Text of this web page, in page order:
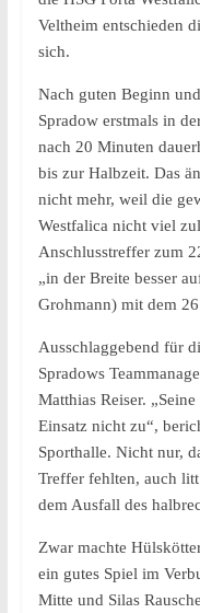
Veltheim entschieden
sich.
Nach guten Beginn
Spradow erstmals in
nach 20 Minuten
bis zur Halbzeit. Das
nicht mehr, weil die
Westfalica nicht viel
Anschlusstreffer zum
„in der Breite besser
Grohmann) mit dem
Ausschlaggebend für
Spradows
Matthias Reiser.
Einsatz nicht zu“,
Sporthalle. Nicht nur,
Treffer fehlten, auch
dem Ausfall des
Zwar machte
ein gutes Spiel im
Mitte und Silas